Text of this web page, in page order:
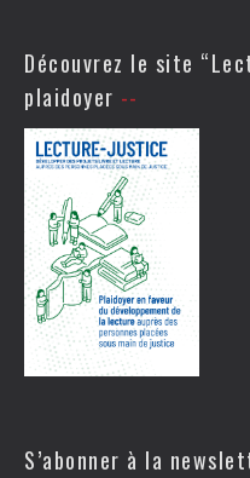
Découvrez le site
plaidoyer
S’abonner à la